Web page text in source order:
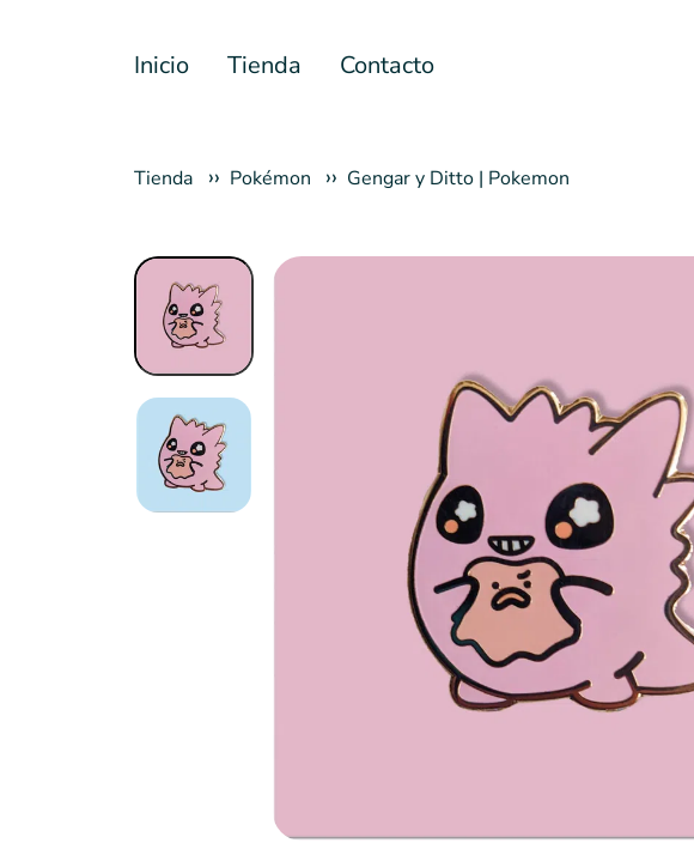
Inicio Tienda Contacto
Tienda Pokémon Gengar y Ditto | Pokemon